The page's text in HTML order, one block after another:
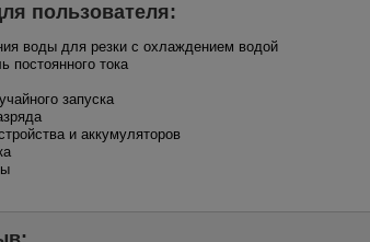
пользователя:
воды для резки с охлаждением водой
постоянного тока
запуска
и аккумуляторов